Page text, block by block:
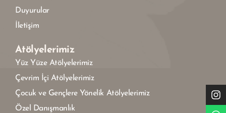
Duyurular
İletişim
Atölyelerimiz
Yüz Yüze Atölyelerimiz
Çevrim İçi Atölyelerimiz
Çocuk ve Gençlere Yönelik Atölyelerimiz
Özel Danışmanlık